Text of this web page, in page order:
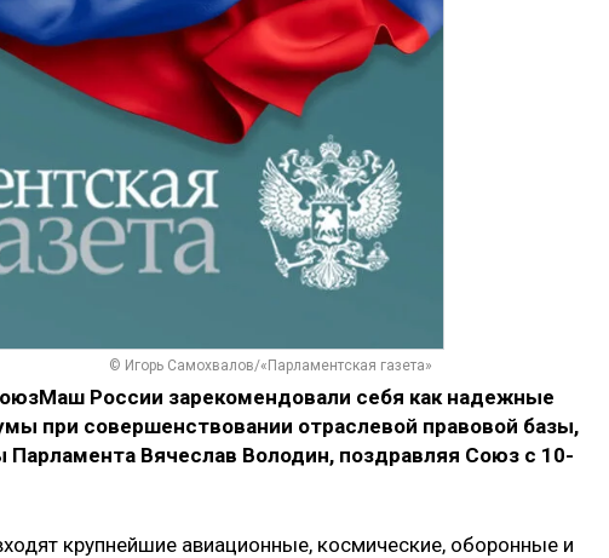
© Игорь Самохвалов/«Парламентская газета»
России зарекомендовали себя как надежные
при совершенствовании отраслевой правовой базы,
Парламента Вячеслав Володин, поздравляя Союз с 10-
крупнейшие авиационные, космические, оборонные и